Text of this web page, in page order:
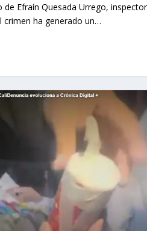
de Efraín Quesada Urrego,
crimen ha generado un…